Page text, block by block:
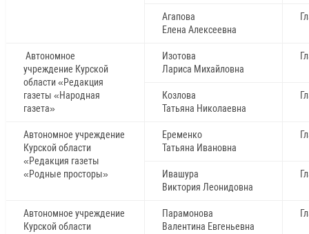
Агапова
Елена Алексеевна
Автономное
учреждение Курской
области «Редакция
газеты «Народная
газета»
Изотова
Лариса Михайловна
Козлова
Татьяна Николаевна
Автономное учреждение
Курской области
«Редакция газеты
«Родные просторы»
Еременко
Татьяна Ивановна
Ивашура
Виктория Леонидовна
Автономное учреждение
Курской области
Парамонова
Валентина Евгеньевна